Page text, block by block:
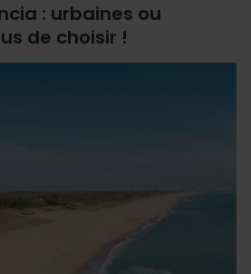
: urbaines ou
de choisir !